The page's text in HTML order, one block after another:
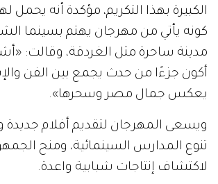
الكبيرة بهذا التكريم، مؤكدة أنه يحمل
كونه يأتي من مهرجان يهتم بسينما
مدينة ساحرة مثل الغردقة، وقالت:
أكون جزءًا من حدث يجمع بين الفن
يعكس جمال مصر وسحرها».
ويسعى المهرجان لتقديم أفلام
تنوع المدارس السينمائية، ومنح
لاكتشاف إنتاجات شبابية واعدة.